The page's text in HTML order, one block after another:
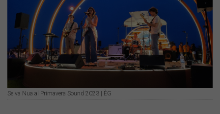
Selva Nua al Primavera Sound 2023 | ÈG